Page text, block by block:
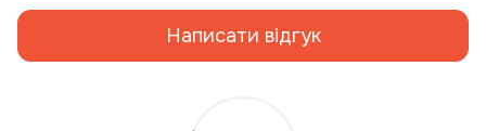
Написати відгук